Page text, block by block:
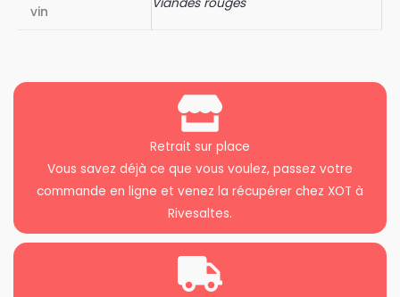
vin
Viandes rouges
Retrait sur place
Vous savez déjà ce que vous voulez, passez votre
commande en ligne et venez la récupérer chez XOT à
Rivesaltes.